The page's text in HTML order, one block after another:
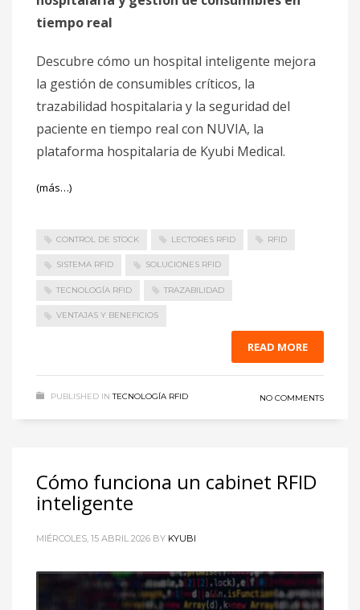
tiempo real
Descubre cómo un hospital inteligente mejora
la gestión de consumibles críticos, la
trazabilidad hospitalaria y la seguridad del
paciente en tiempo real con NUVIA, la
plataforma hospitalaria de Kyubi Medical.
(más…)
CONTROL DE STOCK LECTORES RFID RFID
SISTEMA RFID SOLUCIONES RFID
TECNOLOGÍA RFID TRAZABILIDAD
VENTAJAS Y BENEFICIOS
READ MORE
PUBLISHED IN TECNOLOGÍA RFID NO COMMENTS
Cómo funciona un cabinet RFID
inteligente
MIÉRCOLES, 15 ABRIL 2026 BY KYUBI